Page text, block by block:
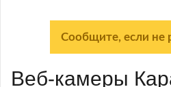
Сообщите, если не
Веб-камеры